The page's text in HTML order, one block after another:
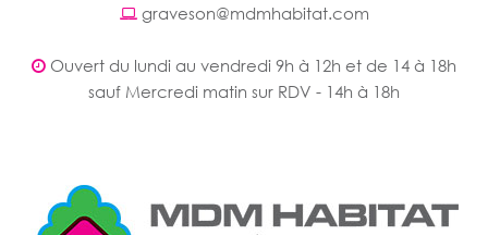
graveson@mdmhabitat.com
Ouvert du lundi au vendredi 9h à 12h et de 14 à 18h
sauf Mercredi matin sur RDV - 14h à 18h